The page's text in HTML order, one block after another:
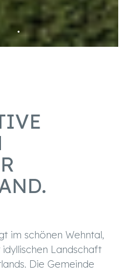
im schönen Wehntal,
Landschaft
Die Gemeinde